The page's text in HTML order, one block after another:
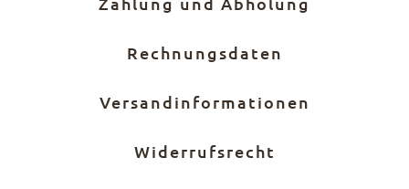
Rechnungsdaten
Versandinformationen
Widerrufsrecht